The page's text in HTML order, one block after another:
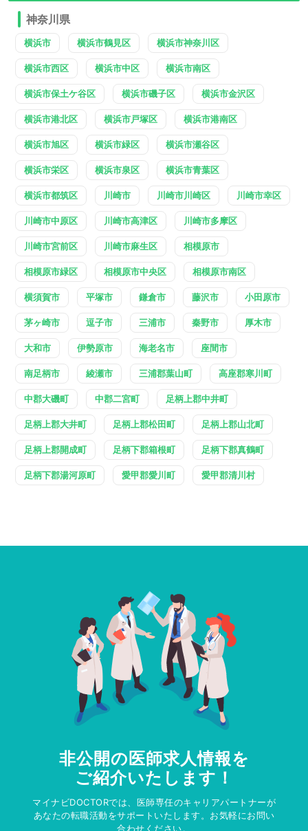
神奈川県
横浜市 横浜市鶴見区 横浜市神奈川区
横浜市西区 横浜市中区 横浜市南区
横浜市保土ケ谷区 横浜市磯子区 横浜市金沢区
横浜市港北区 横浜市戸塚区 横浜市港南区
横浜市旭区 横浜市緑区 横浜市瀬谷区
横浜市栄区 横浜市泉区 横浜市青葉区
横浜市都筑区 川崎市 川崎市川崎区 川崎市幸区
川崎市中原区 川崎市高津区 川崎市多摩区
川崎市宮前区 川崎市麻生区 相模原市
相模原市緑区 相模原市中央区 相模原市南区
横須賀市 平塚市 鎌倉市 藤沢市 小田原市
茅ヶ崎市 逗子市 三浦市 秦野市 厚木市
大和市 伊勢原市 海老名市 座間市
南足柄市 綾瀬市 三浦郡葉山町 高座郡寒川町
中郡大磯町 中郡二宮町 足柄上郡中井町
足柄上郡大井町 足柄上郡松田町 足柄上郡山北町
足柄上郡開成町 足柄下郡箱根町 足柄下郡真鶴町
足柄下郡湯河原町 愛甲郡愛川町 愛甲郡清川村
非公開の医師求人情報を
ご紹介いたします！
マイナビDOCTORでは、医師専任のキャリアパートナーが
あなたの転職活動をサポートいたします。お気軽にお問い
合わせください。